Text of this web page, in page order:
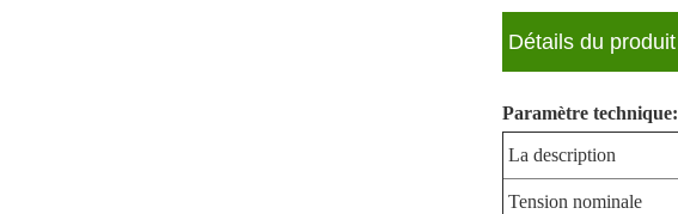
ㅤ Détails du produit
Paramètre technique:
La description
Tension nominale